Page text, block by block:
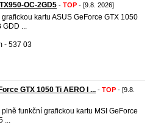
OC-2GD5 - TOP - [9.8. 2026]
grafickou kartu ASUS GeForce GTX 1050
GDD ...
- 537 03
GTX 1050 Ti AERO I ... - TOP - [9.8.
plně funkční grafickou kartu MSI GeForce
...